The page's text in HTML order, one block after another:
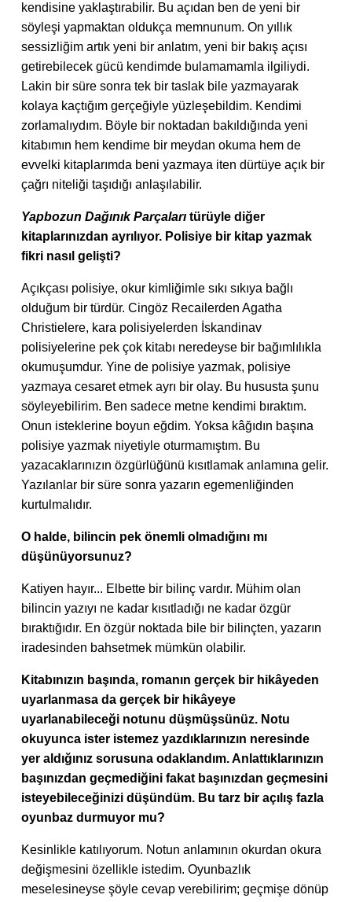
kendisine yaklaştırabilir. Bu açıdan ben de yeni bir
söyleşi yapmaktan oldukça memnunum. On yıllık
sessizliğim artık yeni bir anlatım, yeni bir bakış açısı
getirebilecek gücü kendimde bulamamamla ilgiliydi.
Lakin bir süre sonra tek bir taslak bile yazmayarak
kolaya kaçtığım gerçeğiyle yüzleşebildim. Kendimi
zorlamalıydım. Böyle bir noktadan bakıldığında yeni
kitabımın hem kendime bir meydan okuma hem de
evvelki kitaplarımda beni yazmaya iten dürtüye açık bir
çağrı niteliği taşıdığı anlaşılabilir.
Yapbozun Dağınık Parçaları türüyle diğer
kitaplarınızdan ayrılıyor. Polisiye bir kitap yazmak
fikri nasıl gelişti?
Açıkçası polisiye, okur kimliğimle sıkı sıkıya bağlı
olduğum bir türdür. Cingöz Recailerden Agatha
Christielere, kara polisiyelerden İskandinav
polisiyelerine pek çok kitabı neredeyse bir bağımlılıkla
okumuşumdur. Yine de polisiye yazmak, polisiye
yazmaya cesaret etmek ayrı bir olay. Bu hususta şunu
söyleyebilirim. Ben sadece metne kendimi bıraktım.
Onun isteklerine boyun eğdim. Yoksa kâğıdın başına
polisiye yazmak niyetiyle oturmamıştım. Bu
yazacaklarınızın özgürlüğünü kısıtlamak anlamına gelir.
Yazılanlar bir süre sonra yazarın egemenliğinden
kurtulmalıdır.
O halde, bilincin pek önemli olmadığını mı
düşünüyorsunuz?
Katiyen hayır... Elbette bir bilinç vardır. Mühim olan
bilincin yazıyı ne kadar kısıtladığı ne kadar özgür
bıraktığıdır. En özgür noktada bile bir bilinçten, yazarın
iradesinden bahsetmek mümkün olabilir.
Kitabınızın başında, romanın gerçek bir hikâyeden
uyarlanmasa da gerçek bir hikâyeye
uyarlanabileceği notunu düşmüşsünüz. Notu
okuyunca ister istemez yazdıklarınızın neresinde
yer aldığınız sorusuna odaklandım. Anlattıklarınızın
başınızdan geçmediğini fakat başınızdan geçmesini
isteyebileceğinizi düşündüm. Bu tarz bir açılış fazla
oyunbaz durmuyor mu?
Kesinlikle katılıyorum. Notun anlamının okurdan okura
değişmesini özellikle istedim. Oyunbazlık
meselesineyse şöyle cevap verebilirim; geçmişe dönüp